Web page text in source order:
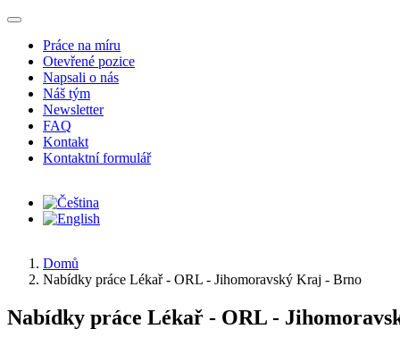
Přejít k hlavnímu obsahu
Práce na míru
Otevřené pozice
Napsali o nás
Náš tým
Newsletter
FAQ
Kontakt
Kontaktní formulář
Domů
Nabídky práce Lékař - ORL - Jihomoravský Kraj - Brno
Nabídky práce Lékař - ORL -